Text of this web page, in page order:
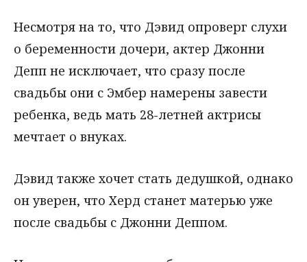
Несмотря на то, что Дэвид опроверг слухи
о беременности дочери, актер Джонни
Депп не исключает, что сразу после
свадьбы они с Эмбер намерены завести
ребенка, ведь мать 28-летней актрисы
мечтает о внуках.
Дэвид также хочет стать дедушкой, однако
он уверен, что Херд станет матерью уже
после свадьбы с Джонни Деппом.